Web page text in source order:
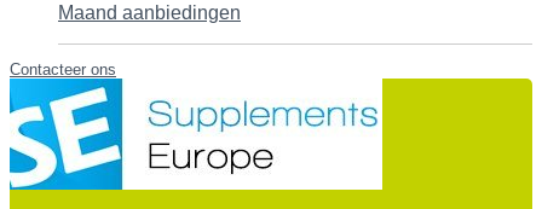
Maand aanbiedingen
Contacteer ons